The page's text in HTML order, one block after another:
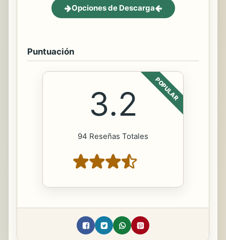
Opciones de Descarga
Puntuación
POPULAR
3.2
94 Reseñas Totales